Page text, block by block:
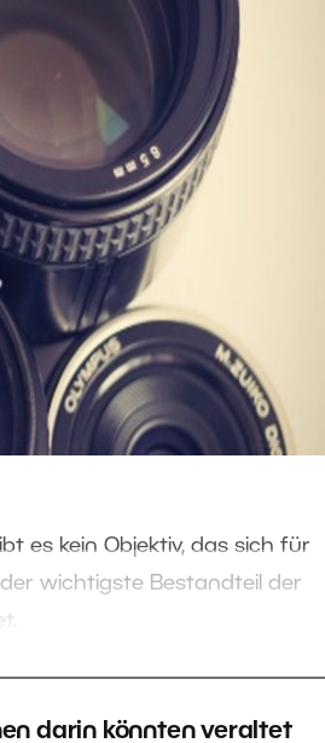
es kein Objektiv, das sich für
wichtigste Bestandteil der
darin könnten veraltet